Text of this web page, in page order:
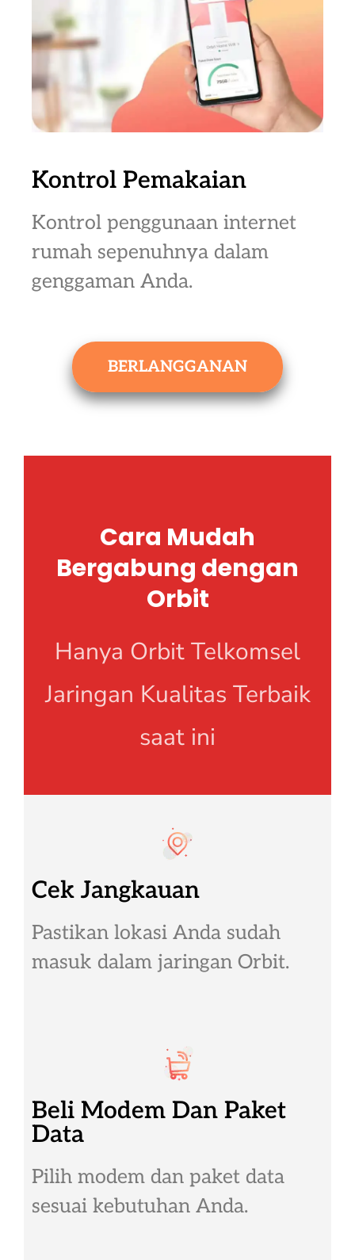
Kontrol Pemakaian
Kontrol penggunaan internet
rumah sepenuhnya dalam
genggaman Anda.
BERLANGGANAN
Cara Mudah
Bergabung dengan
Orbit
Hanya Orbit Telkomsel
Jaringan Kualitas Terbaik
saat ini
Cek Jangkauan
Pastikan lokasi Anda sudah
masuk dalam jaringan Orbit.
Beli Modem Dan Paket
Data
Pilih modem dan paket data
sesuai kebutuhan Anda.